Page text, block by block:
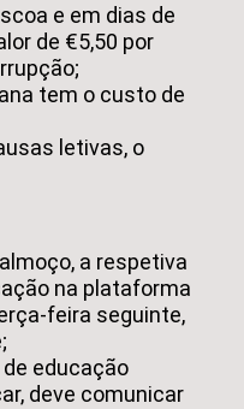
e em dias de
de €5,50 por
tem o custo de
letivas, o
a respetiva
na plataforma
feira seguinte,
educação
deve comunicar